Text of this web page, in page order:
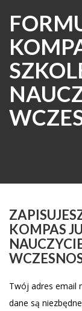
KOMPAS
Twój adres email
dane są